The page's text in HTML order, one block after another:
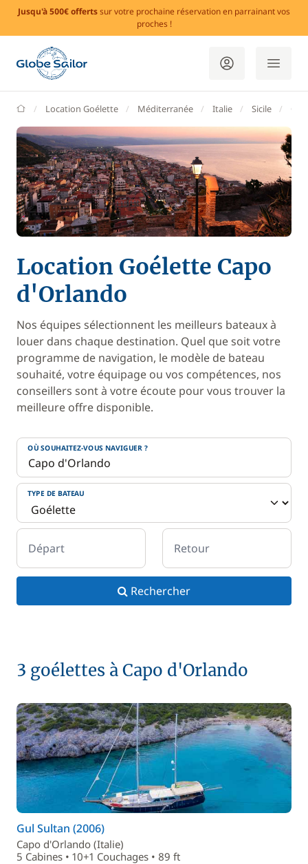
Jusqu'à 500€ offertssur votre prochaine réservation en parrainant vos
proches !
GlobeSailor
Location Goélette Méditerranée Italie Sicile
Location Goélette Capo
d'Orlando
Nos équipes sélectionnent les meilleurs bateaux à
louer dans chaque destination. Quel que soit votre
programme de navigation, le modèle de bateau
souhaité, votre équipage ou vos compétences, nos
conseillers sont à votre écoute pour vous trouver la
meilleure offre disponible.
OÙ SOUHAITEZ-VOUS NAVIGUER ?
TYPE DE BATEAU
Départ Retour
Rechercher
3 goélettes à Capo d'Orlando
Gul Sultan (2006)
Capo d'Orlando (Italie)
5 Cabines • 10+1 Couchages • 89 ft